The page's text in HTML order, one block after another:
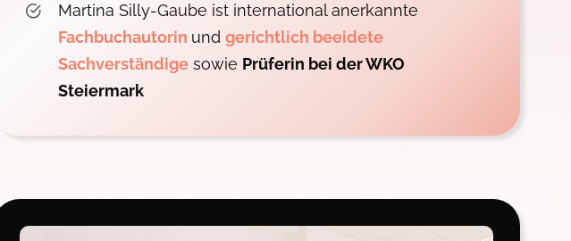
Martina Silly-Gaube ist international anerkannte
Fachbuchautorin und gerichtlich beeidete
Sachverständigesowie Prüferin bei der WKO
Steiermark